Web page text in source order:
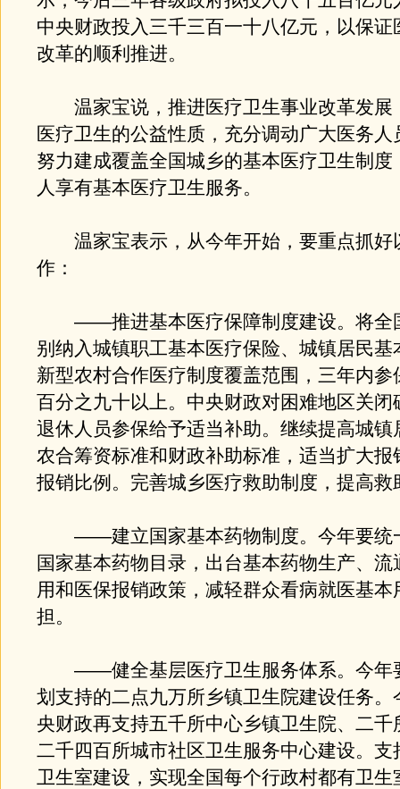
中央财政投入三千三百一十八亿元，以保证
改革的顺利推进。
温家宝说，推进医疗卫生事业改革发展
医疗卫生的公益性质，充分调动广大医务人
努力建成覆盖全国城乡的基本医疗卫生制度
人享有基本医疗卫生服务。
温家宝表示，从今年开始，要重点抓好
作：
——推进基本医疗保障制度建设。将全
别纳入城镇职工基本医疗保险、城镇居民基
新型农村合作医疗制度覆盖范围，三年内参
百分之九十以上。中央财政对困难地区关闭
退休人员参保给予适当补助。继续提高城镇
农合筹资标准和财政补助标准，适当扩大报
报销比例。完善城乡医疗救助制度，提高救
——建立国家基本药物制度。今年要统
国家基本药物目录，出台基本药物生产、流
用和医保报销政策，减轻群众看病就医基本
担。
——健全基层医疗卫生服务体系。今年
划支持的二点九万所乡镇卫生院建设任务。
央财政再支持五千所中心乡镇卫生院、二千
二千四百所城市社区卫生服务中心建设。支
卫生室建设，实现全国每个行政村都有卫生